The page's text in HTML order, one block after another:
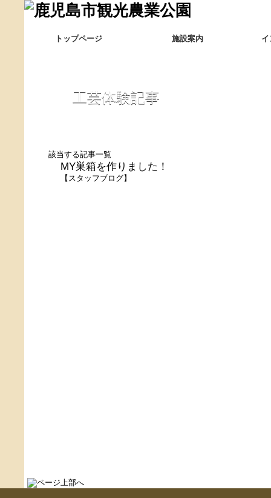
トップページ 施設案内
工芸体験記事
該当する記事一覧
MY巣箱を作りました！
【 スタッフブログ】